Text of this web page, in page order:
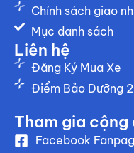
Chính sách giao
Mục danh sách
Liên hệ
Đăng Ký Mua Xe
Điểm Bảo Dưỡng
Tham gia cộng
Facebook